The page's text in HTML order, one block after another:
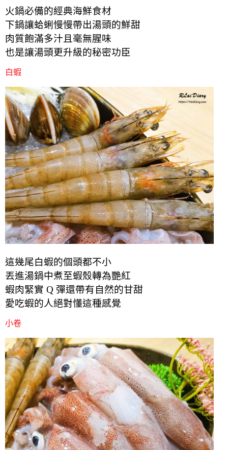
火鍋必備的經典海鮮食材
下鍋讓蛤蜊慢慢帶出湯頭的鮮甜
肉質飽滿多汁且毫無腥味
也是讓湯頭更升級的秘密功臣
白蝦
這幾尾白蝦的個頭都不小
丟進湯鍋中煮至蝦殼轉為艷紅
蝦肉緊實 Q 彈還帶有自然的甘甜
愛吃蝦的人絕對懂這種感覺
小卷